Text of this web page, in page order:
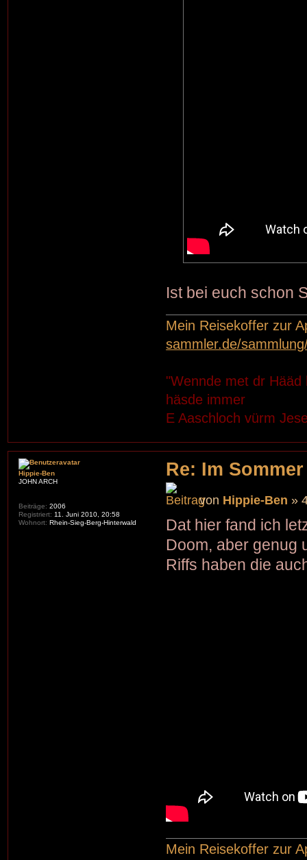
Ist bei euch schon
Mein Reisekoffer zur
sammler.de/
"Wennde met dr Hääd
häsde immer
E Aaschloch vürm
Re: Im
von Hippie-Ben »
Dat hier fand ich
Doom, aber genug
Riffs haben die
Mein Reisekoffer zur
Hippie-Ben
JOHN ARCH
Beiträge: 2006
Registriert: 11. Juni 2010, 20:58
Wohnort: Rhein-Sieg-Berg-Hinterwald